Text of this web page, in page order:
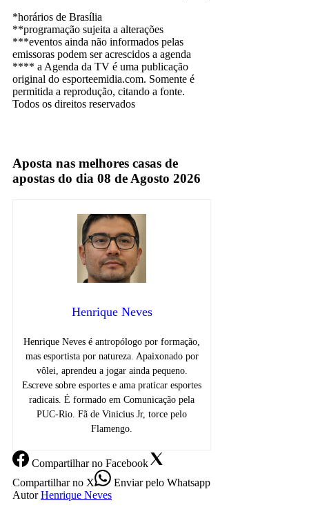
*horários de Brasília
**programação sujeita a alterações
***eventos ainda não informados pelas
emissoras podem ser acrescidos a agenda
**** a Agenda da TV é uma publicação
original do esporteemidia.com. Somente é
permitida a reprodução, citando a fonte.
Todos os direitos reservados
Aposta nas melhores casas de
apostas do dia 08 de Agosto 2026
Henrique Neves
Henrique Neves é antropólogo por formação,
mas esportista por natureza. Apaixonado por
vôlei, aprendeu a jogar ainda pequeno.
Escreve sobre esportes e ama praticar esportes
radicais. É formado em Comunicação pela
PUC-Rio. Fã de Vinicius Jr, torce pelo
Flamengo.
Compartilharno Facebook
Compartilharno X Enviarpelo Whatsapp
Autor Henrique Neves